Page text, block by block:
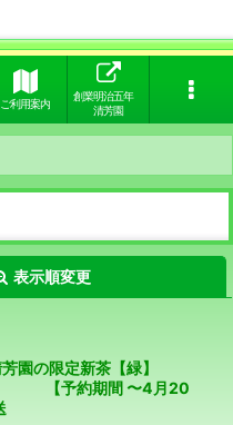
ご利用案内
創業明治五年
清芳園
表示順変更
園の限定新茶【緑】
【予約期間 〜4月20